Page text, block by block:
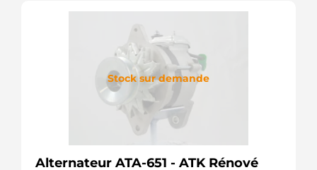
Stock sur demande
Alternateur ATA-651 - ATK Rénové